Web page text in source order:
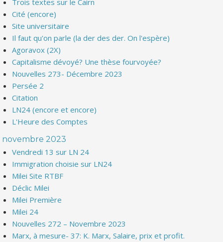
Trois textes sur le Cairn
Cité (encore)
Site universitaire
Il faut qu'on parle (la der des der. On l'espère)
Agoravox (2X)
Capitalisme dévoyé? Une thèse fourvoyée?
Nouvelles 273- Décembre 2023
Persée 2
Citation
LN24 (encore et encore)
L'Heure des Comptes
novembre 2023
Vendredi 13 sur LN 24
Immigration choisie sur LN24
Milei Site RTBF
Déclic Milei
Milei Première
Milei 24
Nouvelles 272 – Novembre 2023
Marx, à mesure- 37: K. Marx, Salaire, prix et profit.